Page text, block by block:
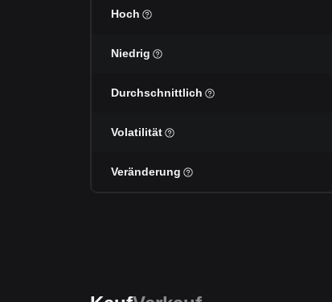
Hoch
Niedrig
Durchschnittlich
Volatilität
Veränderung